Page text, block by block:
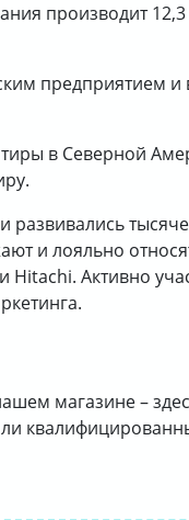
производит
предприятием и
в Северной
развивались
и лояльно
Активно
магазине –